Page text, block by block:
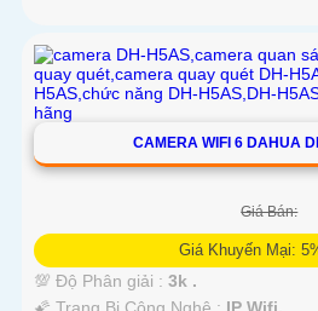
CAMERA WIFI 6 DAHUA
Giá Bán:
Giá Khuyến Mại:
💯 Độ Phân giải : 3k .